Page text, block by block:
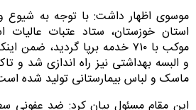
موسوی اظهار داشت: با توجه به شیوع
ماسک و لباس بیمارستانی تولید شده